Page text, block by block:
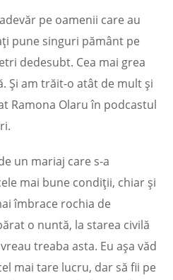
pe oamenii care au
pune singuri pământ pe
dedesubt. Cea mai grea
Și am trăit-o atât de mult și
Ramona Olaru în podcastul
un mariaj care s-a
mai bune condiții, chiar și
îmbrace rochia de
o nuntă, la starea civilă
treaba asta. Eu așa văd
mai tare lucru, dar să fii pe